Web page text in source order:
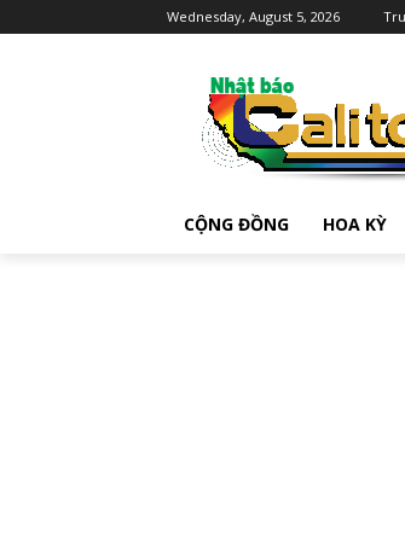
Wednesday, August 5, 2026
CỘNG ĐỒNG HOA KỲ